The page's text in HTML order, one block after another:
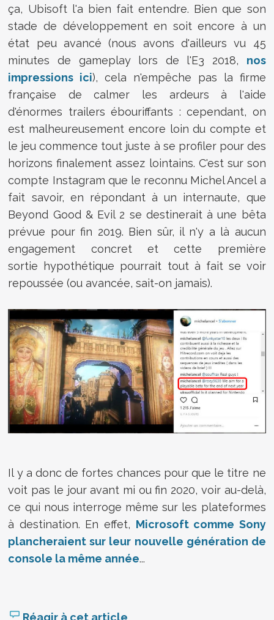
ça, Ubisoft l'a bien fait entendre. Bien que son
stade de développement en soit encore à un
état peu avancé (nous avons d'ailleurs vu 45
minutes de gameplay lors de l'E3 2018, nos
impressions ici), cela n'empêche pas la firme
française de calmer les ardeurs à l'aide
d'énormes trailers ébouriffants : cependant, on
est malheureusement encore loin du compte et
le jeu commence tout juste à se profiler pour des
horizons finalement assez lointains. C'est sur son
compte Instagram que le reconnu Michel Ancel a
fait savoir, en répondant à un internaute, que
Beyond Good & Evil 2 se destinerait à une bêta
prévue pour fin 2019. Bien sûr, il n'y a là aucun
engagement concret et cette première
sortie hypothétique pourrait tout à fait se voir
repoussée (ou avancée, sait-on jamais).
Il y a donc de fortes chances pour que le titre ne
voit pas le jour avant mi ou fin 2020, voir au-delà,
ce qui nous interroge même sur les plateformes
à destination. En effet, Microsoft comme Sony
plancheraient sur leur nouvelle génération de
console la même année...
Réagir à cet article